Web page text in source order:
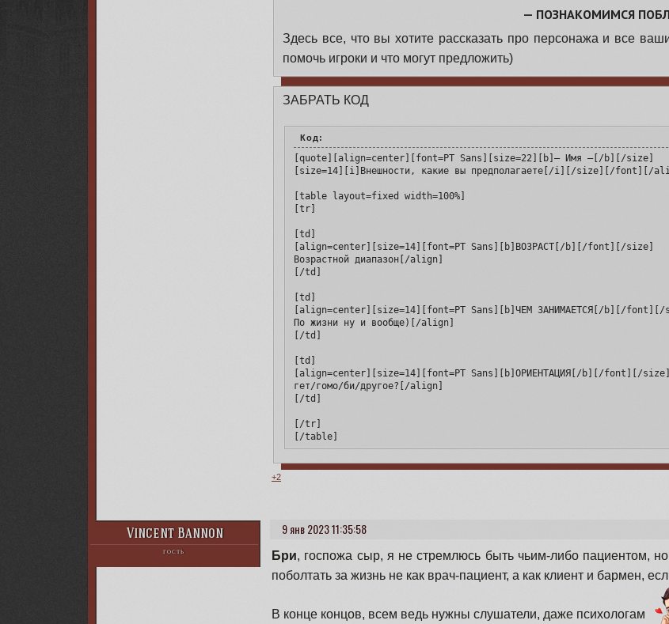
— ПОЗНАКОМИМСЯ
Здесь все, что вы хотите рассказать про персонажа и все
помочь игроки и что могут предложить)
ЗАБРАТЬ КОД
Код:
[quote][align=center][font=PT Sans][size=22][b]— Имя —[/b][/size]
[size=14][i]Внешности, какие вы предполагаете[/i][/size][/font][/
[table layout=fixed width=100%]
[tr]
[td]
[align=center][size=14][font=PT Sans][b]ВОЗРАСТ[/b][/font][/size]
Возрастной диапазон[/align]
[/td]
[td]
[align=center][size=14][font=PT Sans][b]ЧЕМ ЗАНИМАЕТСЯ[/b][/font][/
По жизни ну и вообще)[/align]
[/td]
[td]
[align=center][size=14][font=PT Sans][b]ОРИЕНТАЦИЯ[/b][/font][/size]
гет/гомо/би/другое?[/align]
[/td]
[/tr]
[/table]
[align=center][font=PT Sans][size=16][b]— ПОЗНАКОМИМСЯ ПОБЛИЖЕ
+2
9 янв 2023 11:35:58
Vincent Bannon
ГОСТЬ Бри, госпожа сыр, я не стремлюсь быть чьим-либо пациентом,
поболтать за жизнь не как врач-пациент, а как клиент и бармен,
В конце концов, всем ведь нужны слушатели, даже психологам